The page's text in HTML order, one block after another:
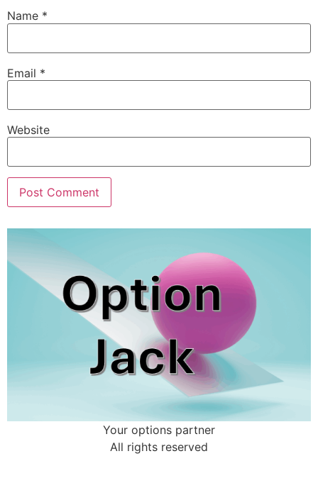
Name *
Email *
Website
Your options partner
All rights reserved